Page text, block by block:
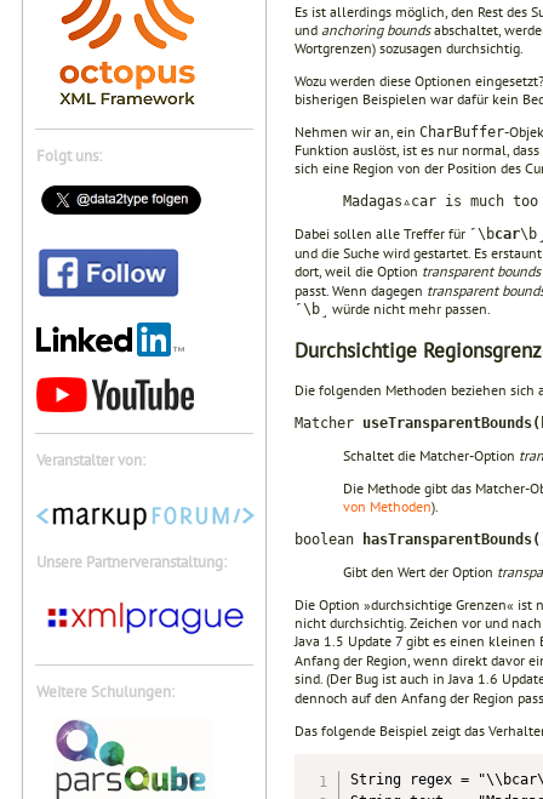
Folgt uns:
Veranstalter von:
Unsere Partnerveranstaltung:
Weitere Schulungen:
Es ist allerdings möglich, den Rest des
und anchoring boundsabschaltet,
Wortgrenzen) sozusagen durchsichtig.
Wozu werden diese Optionen
bisherigen Beispielen war dafür kein
Nehmen wir an, ein CharBuffer-
Funktion auslöst, ist es nur normal,
sich eine Region von der Position des
Madagas▵car is much
Dabei sollen alle Treffer für ˹\bcar
und die Suche wird gestartet. Es
dort, weil die Option transparent bounds
passt. Wenn dagegen transparent
˹\b˼ würde nicht mehr passen.
Durchsichtige
Die folgenden Methoden beziehen sich
Matcher useTransparentBounds(
Schaltet die Matcher-Option
Die Methode gibt das Matcher-
von Methoden).
boolean
Gibt den Wert der Option
Die Option »durchsichtige Grenzen« ist
nicht durchsichtig. Zeichen vor und
Java 1.5 Update 7 gibt es einen kleinen
Anfang der Region, wenn direkt davor
sind. (Der Bug ist auch in Java 1.6
dennoch auf den Anfang der Region
Das folgende Beispiel zeigt das
String regex =